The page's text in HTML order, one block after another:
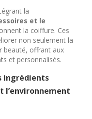
la
et le
la coiffure. Ces
non seulement la
beauté, offrant aux
et personnalisés.
ingrédients
l’environnement